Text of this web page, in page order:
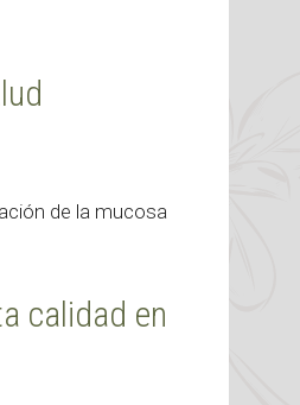
de la mucosa
calidad en